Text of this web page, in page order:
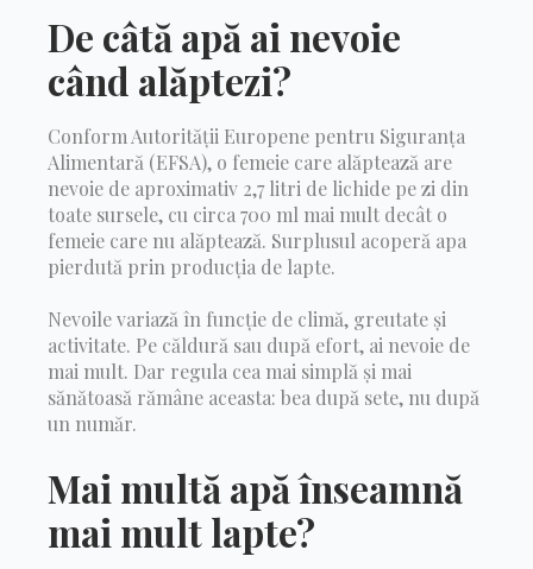
De câtă apă ai nevoie
când alăptezi?
Conform Autorității Europene pentru Siguranța
Alimentară (EFSA), o femeie care alăptează are
nevoie de aproximativ 2,7 litri de lichide pe zi din
toate sursele, cu circa 700 ml mai mult decât o
femeie care nu alăptează. Surplusul acoperă apa
pierdută prin producția de lapte.
Nevoile variază în funcție de climă, greutate și
activitate. Pe căldură sau după efort, ai nevoie de
mai mult. Dar regula cea mai simplă și mai
sănătoasă rămâne aceasta: bea după sete, nu după
un număr.
Mai multă apă înseamnă
mai mult lapte?